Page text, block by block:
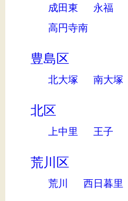
成田東
永福
高円寺南
豊島区
北大塚 南大塚
北区
上中里 王子
荒川区
荒川 西日暮里